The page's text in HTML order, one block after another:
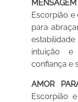
Escorpião e
para
intuição e
confiança e
AMOR
Escorpião